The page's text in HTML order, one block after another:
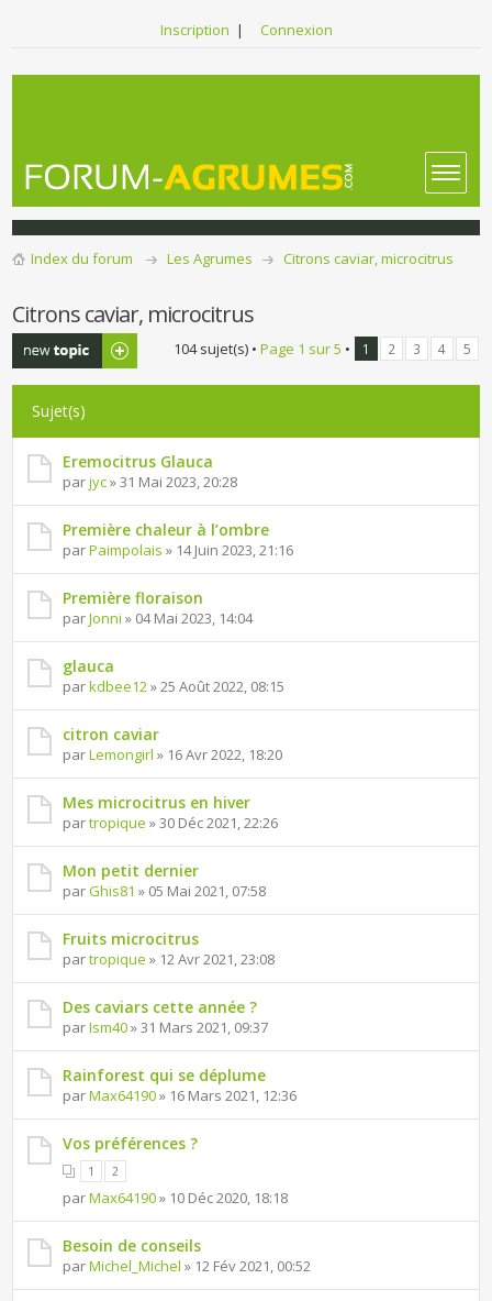
Inscription | Connexion
Index du forum Les Agrumes Citrons caviar, microcitrus
Citrons caviar, microcitrus
Publier un
nouveau sujet
104 sujet(s) • Page 1 sur5 • 1 2 3 4 5
Sujet(s)
Eremocitrus Glauca
parjyc» 31 Mai 2023, 20:28
Première chaleur à l’ombre
parPaimpolais » 14 Juin 2023, 21:16
Première floraison
parJonni » 04 Mai 2023, 14:04
glauca
parkdbee12» 25 Août 2022, 08:15
citron caviar
parLemongirl » 16 Avr 2022, 18:20
Mes microcitrus en hiver
partropique » 30 Déc 2021, 22:26
Mon petit dernier
parGhis81 » 05 Mai 2021, 07:58
Fruits microcitrus
partropique » 12 Avr 2021, 23:08
Des caviars cette année ?
parIsm40» 31 Mars 2021, 09:37
Rainforest qui se déplume
parMax64190» 16 Mars 2021, 12:36
Vos préférences ?
1 2
parMax64190» 10 Déc 2020, 18:18
Besoin de conseils
parMichel_Michel » 12 Fév 2021, 00:52